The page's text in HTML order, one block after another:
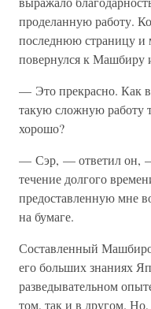
проделанную работу.
последнюю страницу и
повернулся к Машбиру
— Это прекрасно. Как
такую сложную работу
хорошо?
— Сэр, — ответил он, —
течение долгого
предоставленную мне
на бумаге.
Составленный
его больших знаниях
разведывательном
том, так и в другом.